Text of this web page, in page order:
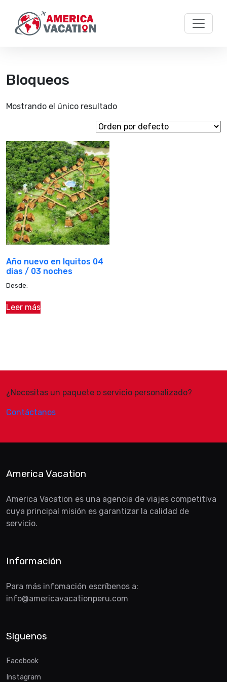
Bloqueos
Mostrando el único resultado
Año nuevo en Iquitos 04
dias / 03 noches
Desde:
Leer más
¿Necesitas un paquete o servicio personalizado?
Contáctanos
America Vacation
America Vacation es una agencia de viajes competitiva
cuya principal misión es garantizar la calidad de
servicio.
Información
Para más infomación escríbenos a:
info@americavacationperu.com
Síguenos
Facebook
Instagram